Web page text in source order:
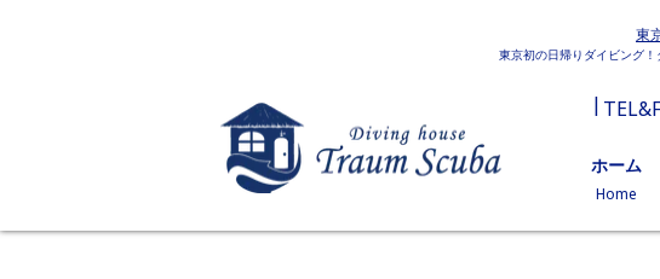
東
東京初の日帰りダイビング
ホーム
Home